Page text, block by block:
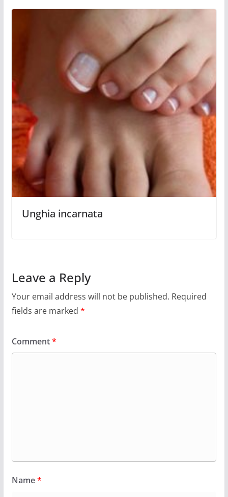
Unghia incarnata
Leave a Reply
Your email address will not be published. Required
fields are marked *
Comment*
Name*